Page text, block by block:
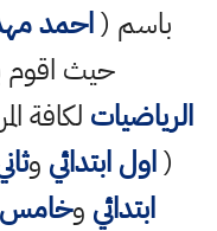
باسم (احمد
حيث
الرياضيات لكافة
(اول ابتدائي و
ابتدائي وخامس